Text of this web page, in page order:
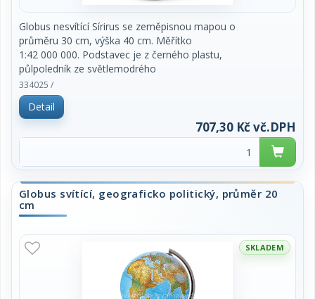
Globus nesvítící Sírirus se zeměpisnou mapou o
průměru 30 cm, výška 40 cm. Měřítko
1:42 000 000. Podstavec je z černého plastu,
půlpoledník ze světlemodrého
kouřového plastu. Popisky jsou v českém jazyce.
Dodáván se zeměpisnou mapou.
Vyrobeno v EU. Cena za kus.
334025 /
Detail
707,30 Kč vč.DPH
Globus svítící, geograficko politický, průměr 20
cm
SKLADEM